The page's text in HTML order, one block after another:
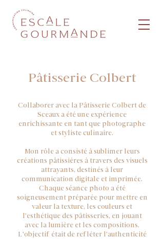
Pâtisserie Colbert
Collaborer avec la Pâtisserie Colbert de
Sceaux a été une expérience
enrichissante en tant que photographe
et styliste culinaire.
Mon rôle a consisté à sublimer leurs
créations pâtissières à travers des visuels
attrayants, destinés à leur
communication digitale et imprimée.
Chaque séance photo a été
soigneusement préparée pour mettre en
valeur la texture, les couleurs et
l'esthétique des pâtisseries, en jouant
avec la lumière et les compositions.
L'objectif était de refléter l'authenticité